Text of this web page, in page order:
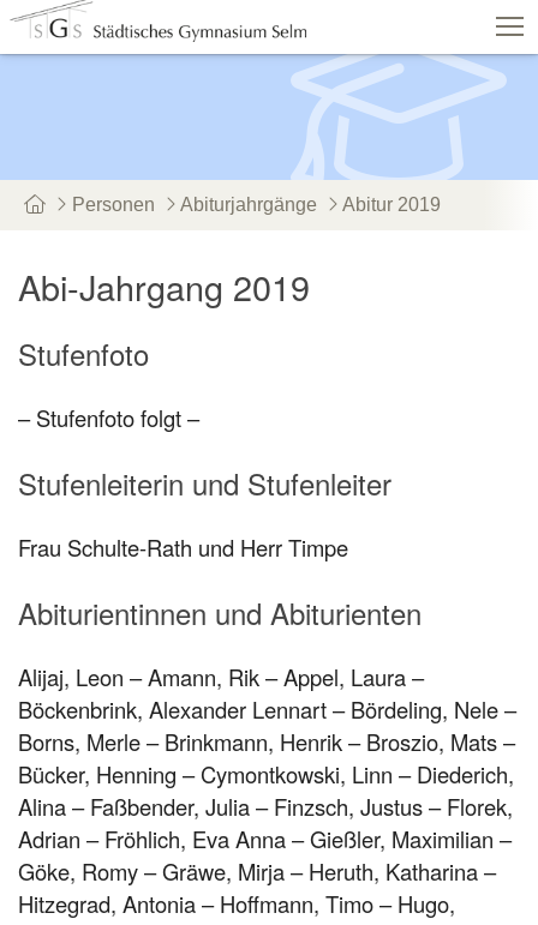
Suche Termine
Personen
Service
Personen Abiturjahrgänge Abitur 2019
Abi-Jahrgang 2019
Stufenfoto
– Stufenfoto folgt –
Stufenleiterin und Stufenleiter
Frau Schulte-Rath und Herr Timpe
Abiturientinnen und Abiturienten
Alijaj, Leon – Amann, Rik – Appel, Laura –
Böckenbrink, Alexander Lennart – Bördeling, Nele –
Borns, Merle – Brinkmann, Henrik – Broszio, Mats –
Bücker, Henning – Cymontkowski, Linn – Diederich,
Alina – Faßbender, Julia – Finzsch, Justus – Florek,
Adrian – Fröhlich, Eva Anna – Gießler, Maximilian –
Göke, Romy – Gräwe, Mirja – Heruth, Katharina –
Hitzegrad, Antonia – Hoffmann, Timo – Hugo,